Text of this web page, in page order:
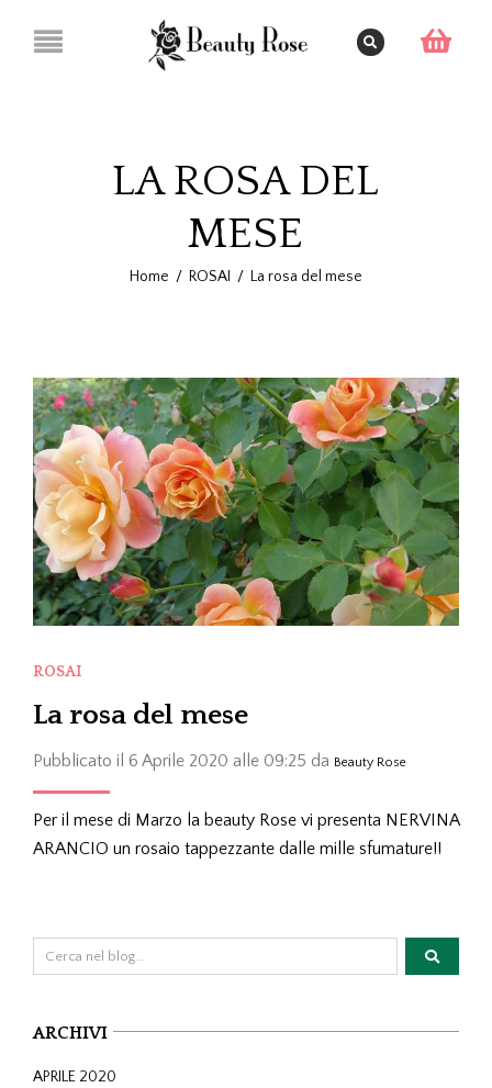
LA ROSA DEL
MESE
Home / ROSAI / La rosa del mese
ROSAI
La rosa del mese
Pubblicato il 6 Aprile 2020 alle 09:25 da Beauty Rose
Per il mese di Marzo la beauty Rose vi presenta NERVINA
ARANCIO un rosaio tappezzante dalle mille sfumature!!
ARCHIVI
APRILE 2020